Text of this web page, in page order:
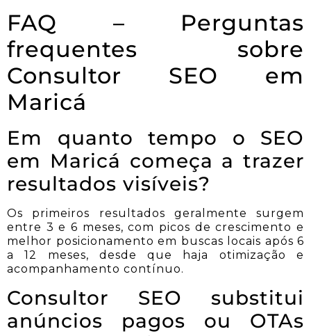
FAQ – Perguntas
frequentes sobre
Consultor SEO em
Maricá
Em quanto tempo o SEO
em Maricá começa a trazer
resultados visíveis?
Os primeiros resultados geralmente surgem
entre 3 e 6 meses, com picos de crescimento e
melhor posicionamento em buscas locais após 6
a 12 meses, desde que haja otimização e
acompanhamento contínuo.
Consultor SEO substitui
anúncios pagos ou OTAs